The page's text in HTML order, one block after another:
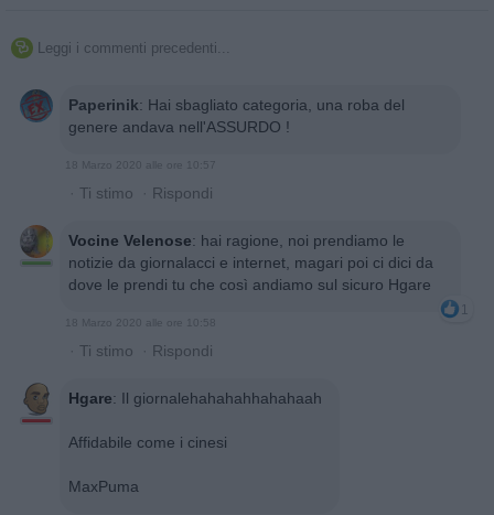
 Leggi i commenti precedenti...
Paperinik: Hai sbagliato categoria, una roba del
genere andava nell'ASSURDO !
18 Marzo 2020 alle ore 10:57
· Ti stimo · Rispondi
Vocine Velenose: hai ragione, noi prendiamo le
notizie da giornalacci e internet, magari poi ci dici da
dove le prendi tu che così andiamo sul sicuro Hgare
1
18 Marzo 2020 alle ore 10:58
· Ti stimo · Rispondi
Hgare: Il giornalehahahahhahahaah
Affidabile come i cinesi
MaxPuma